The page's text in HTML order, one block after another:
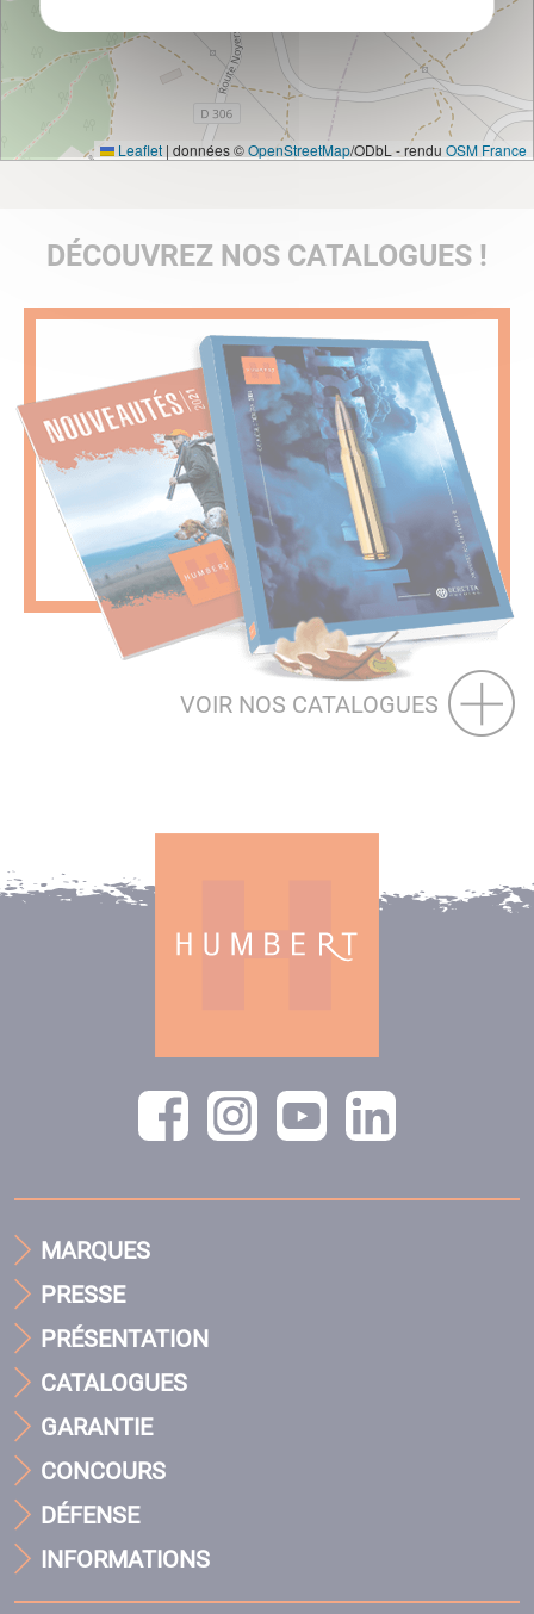
Leaflet | données ©OpenStreetMap/ODbL - rendu OSM France
DÉCOUVREZ NOS CATALOGUES !
VOIR NOS CATALOGUES
MARQUES
PRESSE
PRÉSENTATION
CATALOGUES
GARANTIE
CONCOURS
DÉFENSE
INFORMATIONS